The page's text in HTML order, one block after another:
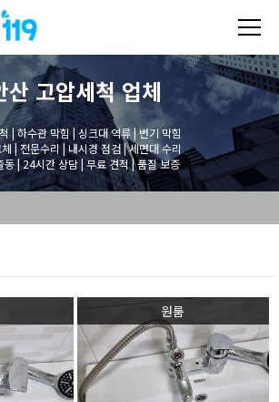
산 고압세척업체
| 하수관 막힘 | 싱크대 역류 | 변기 막힘
| 전문수리 | 내시경 점검 | 세면대 수리
동 | 24시간 상담 | 무료 견적 | 품질 보증
원룸